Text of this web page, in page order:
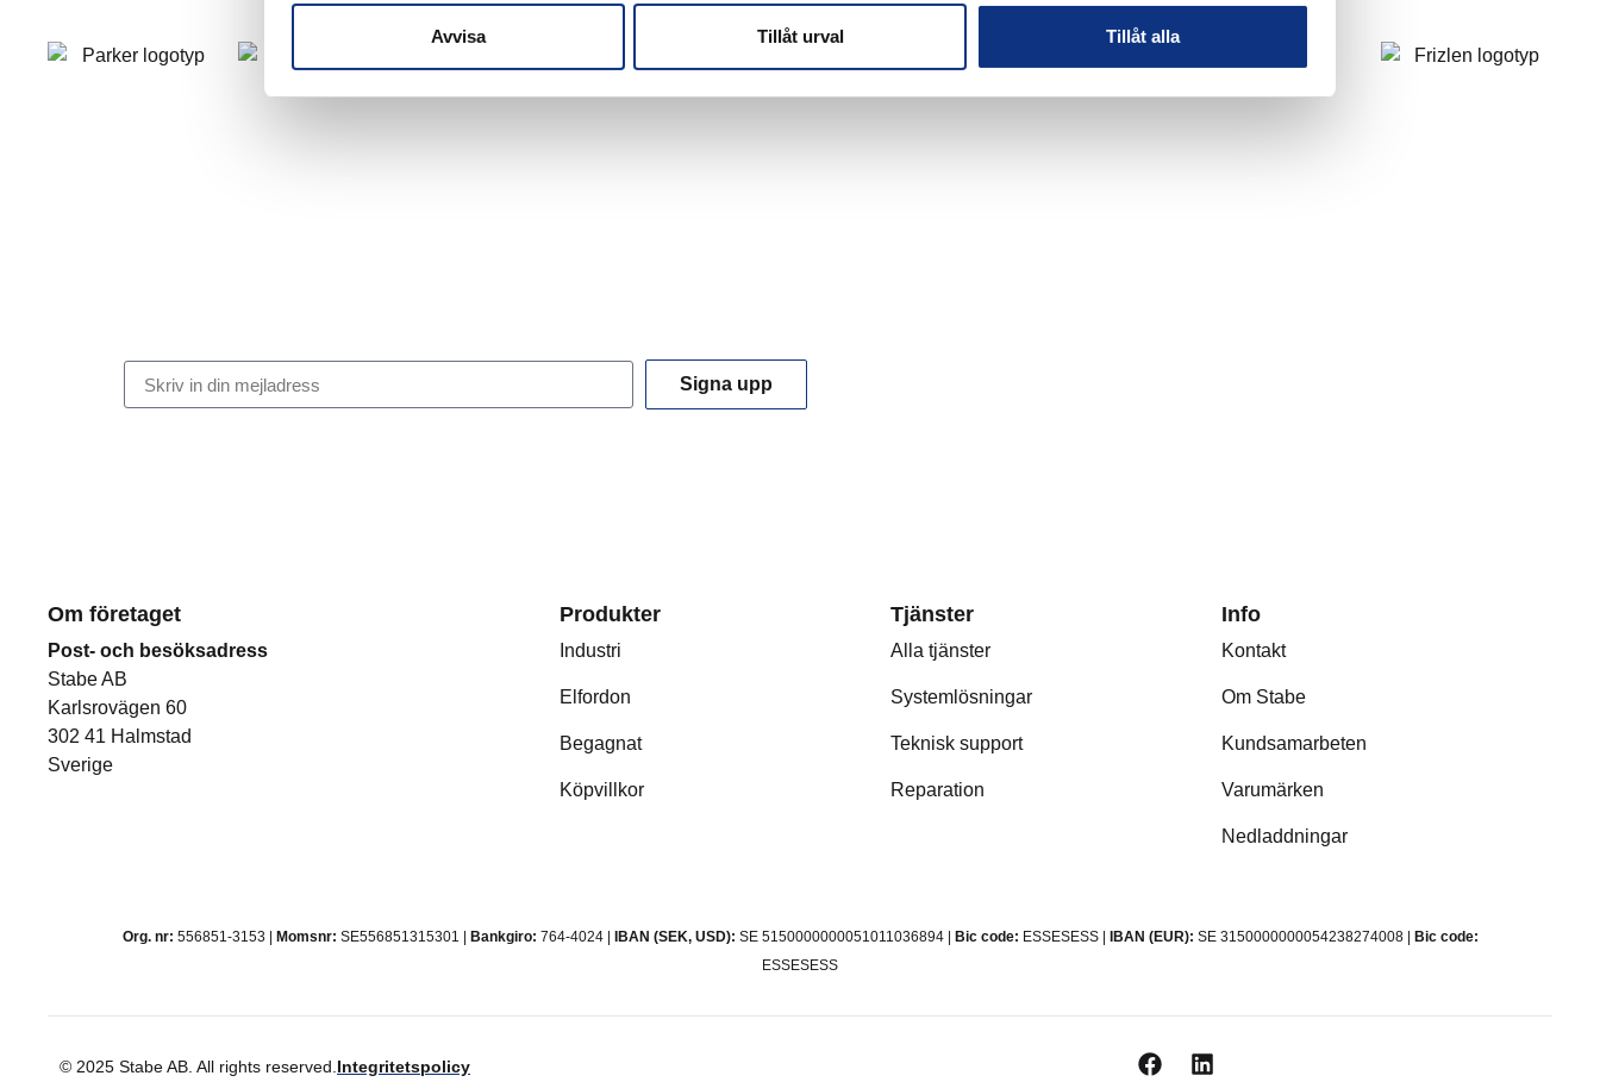
Avvisa Tillåt urval Tillåt alla
Signa upp
Om företaget
Post- och besöksadress
Stabe AB
Karlsrovägen 60
302 41 Halmstad
Sverige
Produkter
Industri
Elfordon
Begagnat
Köpvillkor
Tjänster
Alla tjänster
Systemlösningar
Teknisk support
Reparation
Info
Kontakt
Om Stabe
Kundsamarbeten
Varumärken
Nedladdningar
Org. nr: 556851-3153 | Momsnr: SE556851315301 | Bankgiro: 764-4024 | IBAN (SEK, USD): SE 5150000000051011036894 | Bic code: ESSESESS | IBAN (EUR): SE 3150000000054238274008 | Bic code:
ESSESESS
© 2025 Stabe AB. All rights reserved. Integritetspolicy